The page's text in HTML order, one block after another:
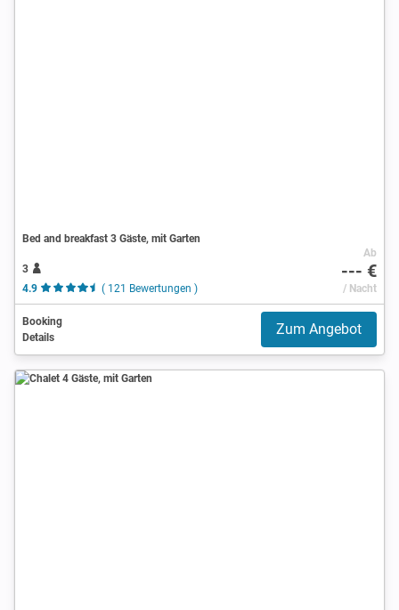
Bed and breakfast 3 Gäste, mit Garten
3
4.9
( 121 Bewertungen )
Ab
--- €
/ Nacht
Booking
Details
Zum Angebot